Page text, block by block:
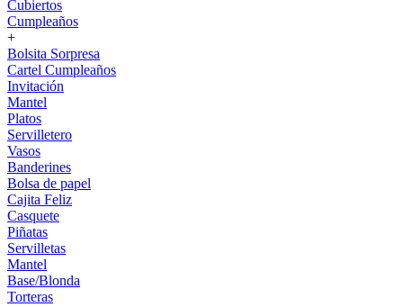
Cubiertos
Cumpleaños
+
Bolsita Sorpresa
Cartel Cumpleaños
Invitación
Mantel
Platos
Servilletero
Vasos
Banderines
Bolsa de papel
Cajita Feliz
Casquete
Piñatas
Servilletas
Mantel
Base/Blonda
Torteras